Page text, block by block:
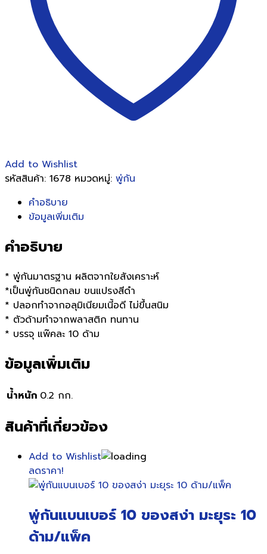
Add to Wishlist
รหัสสินค้า: 1678 หมวดหมู่: พู่กัน
คำอธิบาย
ข้อมูลเพิ่มเติม
คำอธิบาย
* พู่กันมาตรฐาน ผลิตจากใยสังเคราะห์
*เป็นพู่กันชนิดกลม ขนแปรงสีดำ
* ปลอกทำจากอลุมิเนียมเนี้อดี ไม่ขึ้นสนิม
* ตัวด้ามทำจากพลาสติก ทนทาน
* บรรจุ แพ๊คละ 10 ด้าม
ข้อมูลเพิ่มเติม
น้ำหนัก 0.2 กก.
สินค้าที่เกี่ยวข้อง
Add to Wishlist
ลดราคา!
พู่กันแบนเบอร์ 10 ของสง่า มะยุระ 10
ด้าม/แพ็ค